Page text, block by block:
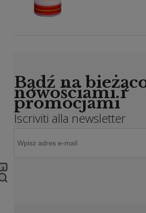
Bądź na
nowościami i
promocjami
Iscriviti alla newsletter